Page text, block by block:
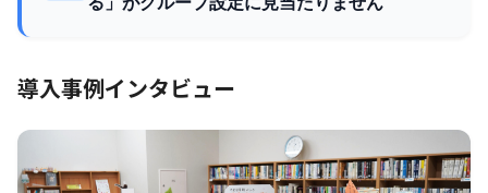
導入事例インタビュー